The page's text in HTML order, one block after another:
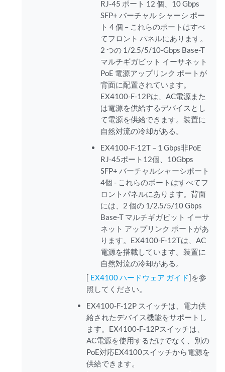
RJ-45 ポート 12 個、10 Gbps
SFP+ バーチャル シャーシ ポー
ト 4 個 – これらのポートはすべ
てフロント パネルにあります。
2 つの 1/2.5/5/10-Gbps Base-T
マルチギガビット イーサネット
PoE 電源アップリンク ポートが
背面に配置されています。
EX4100-F-12Pは、AC電源また
は電源を供給するデバイスとし
て電源を供給できます。装置に
自然対流の冷却がある。
EX4100-F-12T – 1 Gbps非PoE
RJ-45ポート12個、10Gbps
SFP+ バーチャルシャーシポート
4個 - これらのポートはすべてフ
ロントパネルにあります。背面
には、2 個の 1/2.5/5/10 Gbps
Base-T マルチギガビット イーサ
ネット アップリンク ポートがあ
ります。EX4100-F-12Tは、AC
電源を搭載しています。装置に
自然対流の冷却がある。
[ EX4100 ハードウェア ガイド]を参
照してください。
EX4100-F-12P スイッチは、電力供
給されたデバイス機能をサポートし
ます。EX4100-F-12Pスイッチは、
AC電源を使用するだけでなく、別の
PoE対応EX4100スイッチから電源を
供給できます。